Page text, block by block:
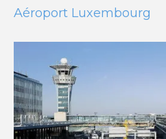
Aéroport Luxembourg